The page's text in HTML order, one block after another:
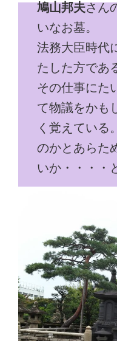
鳩山邦夫さん
いなお墓。
法務大臣時代
たした方であ
その仕事にた
て物議をかも
く覚えている
のかとあらた
いか・・・・